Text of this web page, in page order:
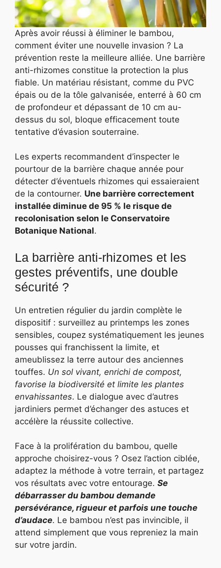
Après avoir réussi à éliminer le bambou,
comment éviter une nouvelle invasion ? La
prévention reste la meilleure alliée. Une barrière
anti-rhizomes constitue la protection la plus
fiable. Un matériau résistant, comme du PVC
épais ou de la tôle galvanisée, enterré à 60 cm
de profondeur et dépassant de 10 cm au-
dessus du sol, bloque efficacement toute
tentative d’évasion souterraine.
Les experts recommandent d’inspecter le
pourtour de la barrière chaque année pour
détecter d’éventuels rhizomes qui essaieraient
de la contourner. Une barrière correctement
installée diminue de 95 % le risque de
recolonisation selon le Conservatoire
Botanique National.
La barrière anti-rhizomes et les
gestes préventifs, une double
sécurité ?
Un entretien régulier du jardin complète le
dispositif : surveillez au printemps les zones
sensibles, coupez systématiquement les jeunes
pousses qui franchissent la limite, et
ameublissez la terre autour des anciennes
touffes. Un sol vivant, enrichi de compost,
favorise la biodiversité et limite les plantes
envahissantes. Le dialogue avec d’autres
jardiniers permet d’échanger des astuces et
accélère la réussite collective.
Face à la prolifération du bambou, quelle
approche choisirez-vous ? Osez l’action ciblée,
adaptez la méthode à votre terrain, et partagez
vos résultats avec votre entourage. Se
débarrasser du bambou demande
persévérance, rigueur et parfois une touche
d’audace. Le bambou n’est pas invincible, il
attend simplement que vous repreniez la main
sur votre jardin.